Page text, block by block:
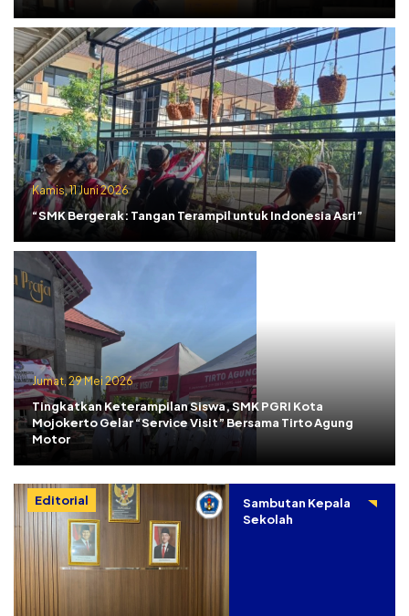
Kamis, 11 Juni 2026
“SMK Bergerak: Tangan Terampil untuk Indonesia Asri”
Jumat, 29 Mei 2026
Tingkatkan Keterampilan Siswa, SMK PGRI Kota
Mojokerto Gelar “Service Visit” Bersama Tirto Agung
Motor
Editorial
Sambutan Kepala
Sekolah